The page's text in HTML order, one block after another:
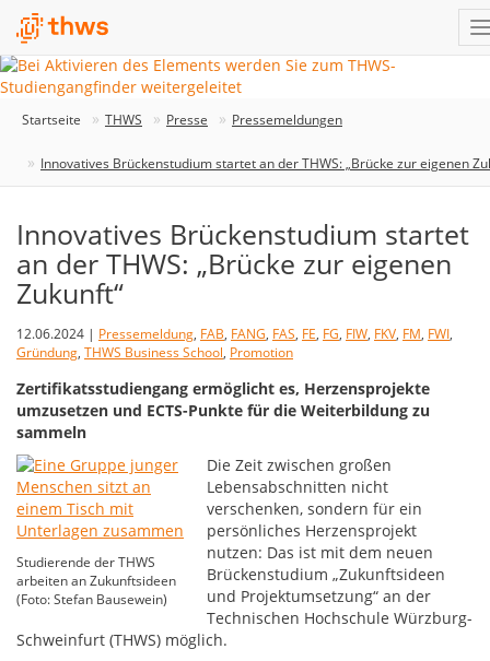
Startseite THWS Presse Pressemeldungen
Innovatives Brückenstudium startet an der THWS: „Brücke zur eigenen
Innovatives Brückenstudium startet
an der THWS: „Brücke zur eigenen
Zukunft“
12.06.2024 | Pressemeldung, FAB, FANG, FAS, FE, FG, FIW, FKV, FM, FWI,
Gründung, THWS Business School, Promotion
Zertifikatsstudiengang ermöglicht es, Herzensprojekte
umzusetzen und ECTS-Punkte für die Weiterbildung zu
sammeln
Studierende der THWS
arbeiten an Zukunftsideen
(Foto: Stefan Bausewein)
Die Zeit zwischen großen
Lebensabschnitten nicht
verschenken, sondern für ein
persönliches Herzensprojekt
nutzen: Das ist mit dem neuen
Brückenstudium „Zukunftsideen
und Projektumsetzung“ an der
Technischen Hochschule Würzburg-
Schweinfurt (THWS) möglich.